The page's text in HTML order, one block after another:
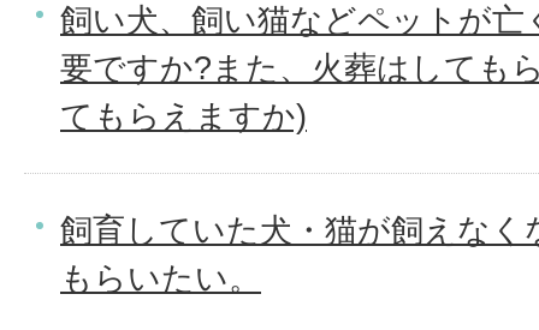
飼い犬、飼い猫などペットが
要ですか?また、火葬はしても
てもらえますか)
飼育していた犬・猫が飼えな
もらいたい。